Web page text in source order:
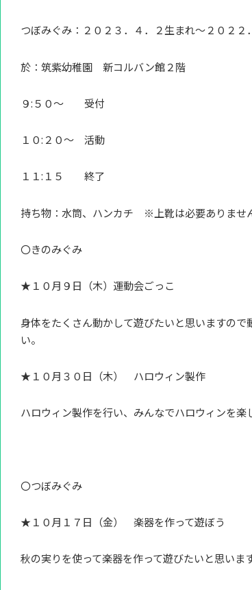
つぼみぐみ：２０２３．４．２生まれ～２０２２
於：筑紫幼稚園 新コルバン館２階
９:５０～ 受付
１０:２０～ 活動
１１:１５ 終了
持ち物：水筒、ハンカチ ※上靴は必要ありませ
〇きのみぐみ
★１０月９日（木）運動会ごっこ
身体をたくさん動かして遊びたいと思いますの
い。
★１０月３０日（木） ハロウィン製作
ハロウィン製作を行い、みんなでハロウィンを楽
〇つぼみぐみ
★１０月１７日（金） 楽器を作って遊ぼう
秋の実りを使って楽器を作って遊びたいと思います